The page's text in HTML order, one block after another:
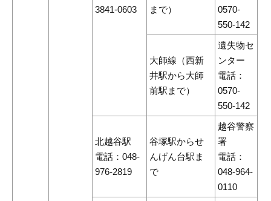
3841-0603
まで）
0570-
550-142
大師線（西新
井駅から大師
前駅まで）
遺失物セ
ンター
電話：
0570-
550-142
北越谷駅
電話：048-
976-2819
谷塚駅からせ
んげん台駅ま
で
越谷警察
署
電話：
048-964-
0110